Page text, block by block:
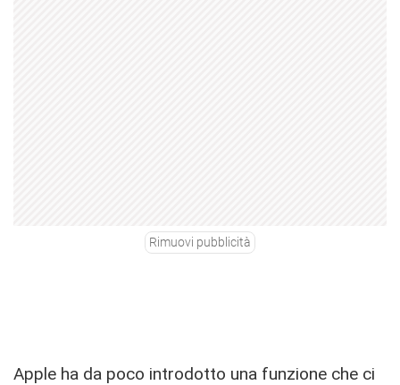
Rimuovi pubblicità
Apple ha da poco introdotto una funzione che ci